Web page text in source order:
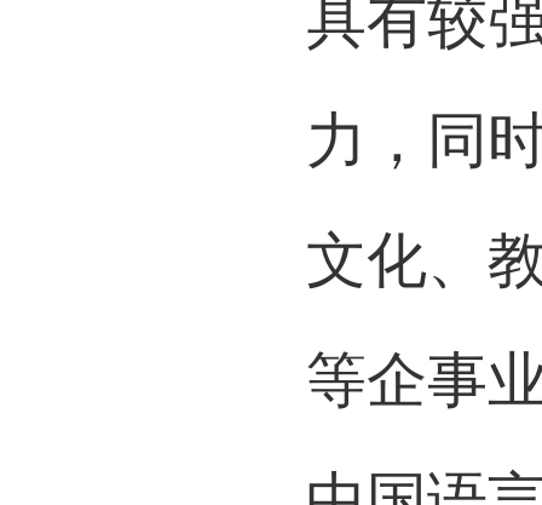
具有较
力，同
文化、
等企事